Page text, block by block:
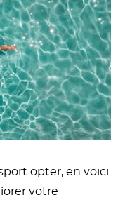
opter, en voici
votre